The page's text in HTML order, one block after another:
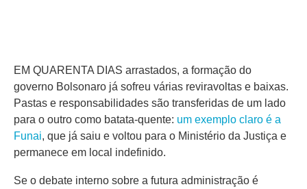
EM QUARENTA DIAS arrastados, a formação do
governo Bolsonaro já sofreu várias reviravoltas e baixas.
Pastas e responsabilidades são transferidas de um lado
para o outro como batata-quente: um exemplo claro é a
Funai, que já saiu e voltou para o Ministério da Justiça e
permanece em local indefinido.
Se o debate interno sobre a futura administração é